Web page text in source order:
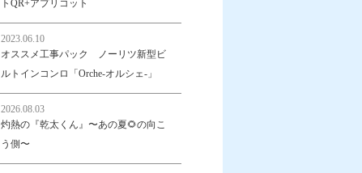
トQR+アプリコット
2023.06.10
オススメ工事パック ノーリツ新型ビ
ルトインコンロ「Orche-オルシェ-」
2026.08.03
灼熱の『乾太くん』〜あの夏🌻の向こ
う側〜